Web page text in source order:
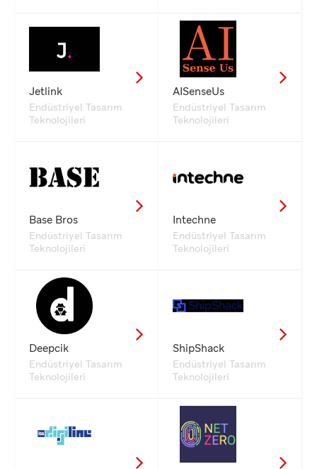
Jetlink
Endüstriyel Tasarım
Teknolojileri
AISenseUs
Endüstriyel Tasarım
Teknolojileri
Base Bros
Endüstriyel Tasarım
Teknolojileri
Intechne
Endüstriyel Tasarım
Teknolojileri
Deepcik
Endüstriyel Tasarım
Teknolojileri
ShipShack
Endüstriyel Tasarım
Teknolojileri